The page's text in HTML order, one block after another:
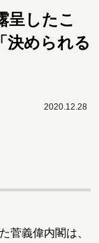
呈したこ
決められる
2020.12.28
菅義偉内閣は、